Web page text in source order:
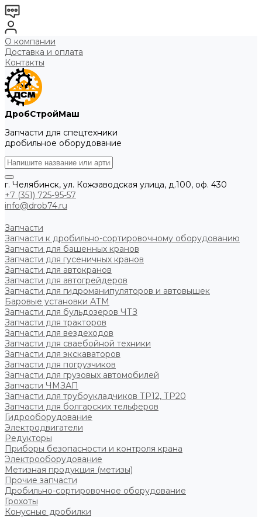
О компании
Доставка и оплата
Контакты
ДробСтройМаш
Запчасти для спецтехники
дробильное оборудование
г. Челябинск, ул. Кожзаводская улица, д.100, оф. 430
+7 (351) 725-95-57
info@drob74.ru
Запчасти
Запчасти к дробильно-сортировочному оборудованию
Запчасти для башенных кранов
Запчасти для гусеничных кранов
Запчасти для автокранов
Запчасти для автогрейдеров
Запчасти для гидроманипуляторов и автовышек
Баровые установки АТМ
Запчасти для бульдозеров ЧТЗ
Запчасти для тракторов
Запчасти для вездеходов
Запчасти для сваебойной техники
Запчасти для экскаваторов
Запчасти для погрузчиков
Запчасти для грузовых автомобилей
Запчасти ЧМЗАП
Запчасти для трубоукладчиков ТР12, ТР20
Запчасти для болгарских тельферов
Гидрооборудование
Электродвигатели
Редукторы
Приборы безопасности и контроля крана
Электрооборудование
Метизная продукция (метизы)
Прочие запчасти
Дробильно-сортировочное оборудование
Грохоты
Конусные дробилки